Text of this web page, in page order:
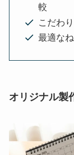
較
こだわ
最適な
オリジナル製